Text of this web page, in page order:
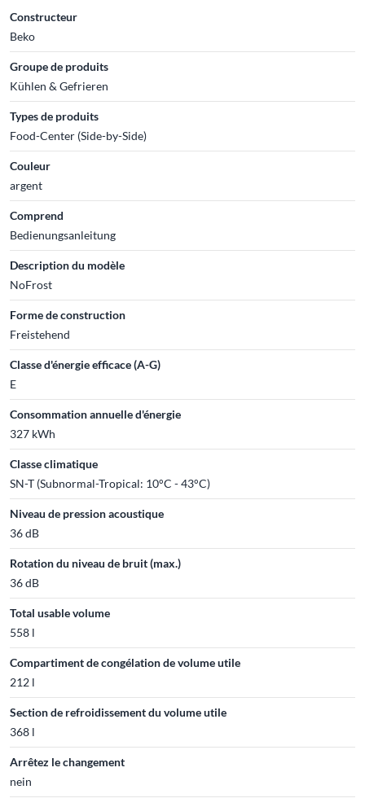
Constructeur
Beko
Groupe de produits
Kühlen & Gefrieren
Types de produits
Food-Center (Side-by-Side)
Couleur
argent
Comprend
Bedienungsanleitung
Description du modèle
NoFrost
Forme de construction
Freistehend
Classe d'énergie efficace (A-G)
E
Consommation annuelle d'énergie
327 kWh
Classe climatique
SN-T (Subnormal-Tropical: 10°C - 43°C)
Niveau de pression acoustique
36 dB
Rotation du niveau de bruit (max.)
36 dB
Total usable volume
558 l
Compartiment de congélation de volume utile
212 l
Section de refroidissement du volume utile
368 l
Arrêtez le changement
nein